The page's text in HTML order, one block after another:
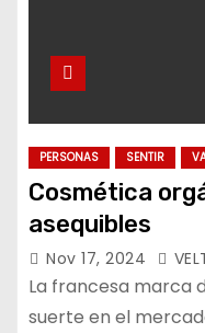
PERSONAS SENTIR
Cosmética
asequibles
Nov 17, 2024
La francesa marca
suerte en el